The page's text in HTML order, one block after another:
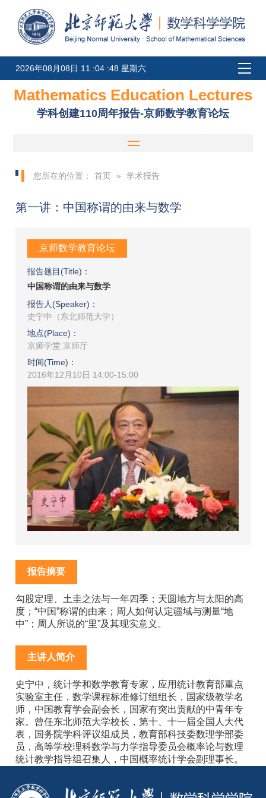
2026年08月08日 11 :04 :48 星期六
Mathematics Education Lectures
学科创建110周年报告-京师数学教育论坛
您所在的位置： 首页 » 学术报告
第一讲：中国称谓的由来与数学
京师数学教育论坛
报告题目(Title)：
中国称谓的由来与数学
报告人(Speaker)：
史宁中（东北师范大学）
地点(Place)：
京师学堂 京师厅
时间(Time)：
2016年12月10日 14:00-15:00
报告摘要
勾股定理、土圭之法与一年四季；天圆地方与太阳的高
度；“中国”称谓的由来；周人如何认定疆域与测量“地
中”；周人所说的“里”及其现实意义。
主讲人简介
史宁中，统计学和数学教育专家，应用统计教育部重点
实验室主任，数学课程标准修订组组长，国家级教学名
师，中国教育学会副会长，国家有突出贡献的中青年专
家。曾任东北师范大学校长，第十、十一届全国人大代
表，国务院学科评议组成员，教育部科技委数理学部委
员，高等学校理科数学与力学指导委员会概率论与数理
统计教学指导组召集人，中国概率统计学会副理事长。